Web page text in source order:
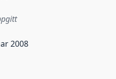
datasettet første gang
2008